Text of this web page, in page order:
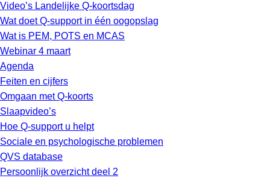
Video’s Landelijke Q-koortsdag
Wat doet Q-support in één oogopslag
Wat is PEM, POTS en MCAS
Webinar 4 maart
Agenda
Feiten en cijfers
Omgaan met Q-koorts
Slaapvideo’s
Hoe Q-support u helpt
Sociale en psychologische problemen
QVS database
Persoonlijk overzicht deel 2